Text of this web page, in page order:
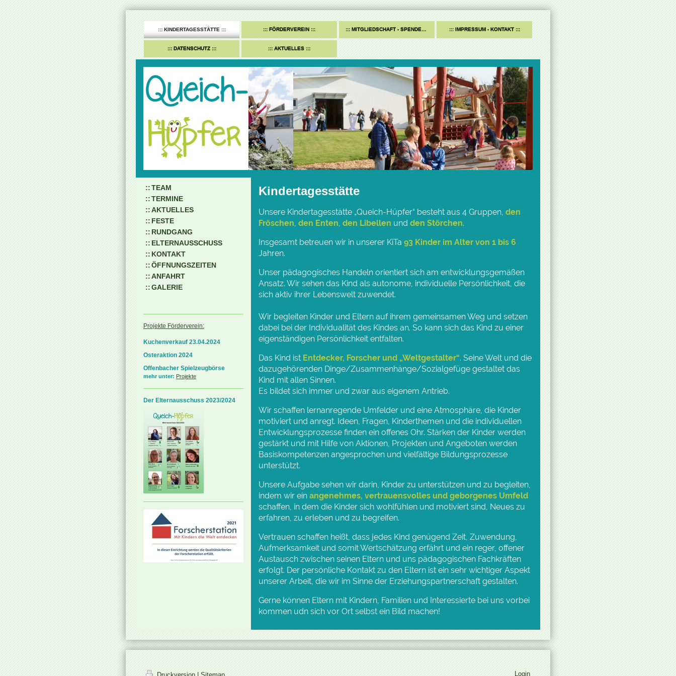
KINDERTAGESSTÄTTE FÖRDERVEREIN MITGLIEDSCHAFT - SPENDEN IMPRESSUM - KONTAKT
DATENSCHUTZ AKTUELLES
Kindertagesstätte
Unsere Kindertagesstätte „Queich-Hüpfer“ besteht aus 4 Gruppen,den
Fröschen ,den Enten ,den Libellen undden Störchen.
Insgesamt betreuen wir in unserer KiTa93 Kinder im Alter von 1 bis 6
Jahren.
Unser pädagogisches Handeln orientiert sich am entwicklungsgemäßen
Ansatz. Wir sehen das Kind als autonome, individuelle Persönlichkeit, die
sich aktiv ihrer Lebenswelt zuwendet.
Wir begleiten Kinder und Eltern auf ihrem gemeinsamen Weg und setzen
dabei bei der Individualität des Kindes an. So kann sich das Kind zu einer
eigenständigen Persönlichkeit entfalten.
Das Kind ist Entdecker, Forscher und „Weltgestalter“. Seine Welt und die
dazugehörenden Dinge/Zusammenhänge/Sozialgefüge gestaltet das
Kind mit allen Sinnen.
Es bildet sich immer und zwar aus eigenem Antrieb.
Wir schaffen lernanregende Umfelder und eine Atmosphäre, die Kinder
motiviert und anregt. Ideen, Fragen, Kinderthemen und die individuellen
Entwicklungsprozesse finden ein offenes Ohr. Stärken der Kinder werden
gestärkt und mit Hilfe von Aktionen, Projekten und Angeboten werden
Basiskompetenzen angesprochen und vielfältige Bildungsprozesse
unterstützt.
Unsere Aufgabe sehen wir darin, Kinder zu unterstützen und zu begleiten,
indem wir einangenehmes, vertrauensvolles und geborgenes Umfeld
schaffen, in dem die Kinder sich wohlfühlen und motiviert sind, Neues zu
erfahren, zu erleben und zu begreifen.
Vertrauen schaffen heißt, dass jedes Kind genügend Zeit, Zuwendung,
Aufmerksamkeit und somit Wertschätzung erfährt und ein reger, offener
Austausch zwischen seinen Eltern und uns pädagogischen Fachkräften
erfolgt. Der persönliche Kontakt zu den Eltern ist ein sehr wichtiger Aspekt
unserer Arbeit, die wir im Sinne der Erziehungspartnerschaft gestalten.
Gerne können Eltern mit Kindern, Familien und Interessierte bei uns vorbei
kommen udn sich vor Ort selbst ein Bild machen!
TEAM
TERMINE
AKTUELLES
FESTE
RUNDGANG
ELTERNAUSSCHUSS
KONTAKT
ÖFFNUNGSZEITEN
ANFAHRT
GALERIE
Projekte Förderverein:
Kuchenverkauf 23.04.2024
Osteraktion 2024
Offenbacher Spielzeugbörse
mehr unter: Projekte
Der Elternausschuss 2023/2024
Login